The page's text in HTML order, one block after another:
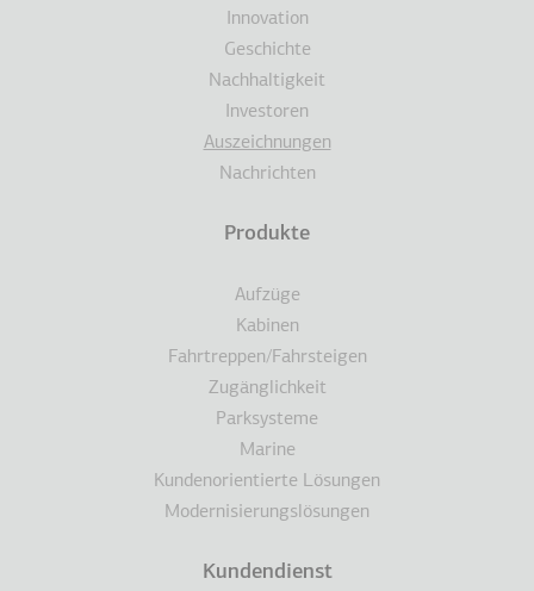
Innovation
Geschichte
Nachhaltigkeit
Investoren
Auszeichnungen
Nachrichten
Produkte
Aufzüge
Kabinen
Fahrtreppen/Fahrsteigen
Zugänglichkeit
Parksysteme
Marine
Kundenorientierte Lösungen
Modernisierungslösungen
Kundendienst